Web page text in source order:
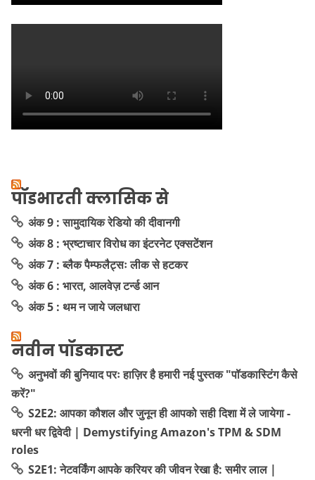
पॉडभारती क्लासिक से
अंक 9 : सामुदायिक रेडियो की दीवानगी
अंक 8 : भ्रष्टाचार विरोध का इंटरनेट एक्सटेंशन
अंक 7 : ब्लैक पैम्फलैट्सः लीक से हटकर
अंक 6 : भारत, आलवेज़ टर्न्ड आन
अंक 5 : थम न जाये जलधारा
नवीन पॉडकास्ट
अनुभवों की बुनियाद परः हाज़िर है हमारी नई पुस्तक "पॉडकास्टिंग कैसे
करें?"
S2E2: आपका कौशल और जुनून ही आपको सही दिशा में ले जायेगा -
धरनी धर द्विवेदी | Demystifying Amazon's TPM & SDM
roles
S2E1: नेटवर्किंग आपके करियर की जीवन रेखा है: समीर लाल |